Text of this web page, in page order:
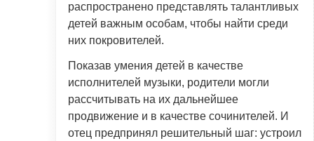
распространено представлять талантливых
детей важным особам, чтобы найти среди
них покровителей.
Показав умения детей в качестве
исполнителей музыки, родители могли
рассчитывать на их дальнейшее
продвижение и в качестве сочинителей. И
отец предпринял решительный шаг: устроил